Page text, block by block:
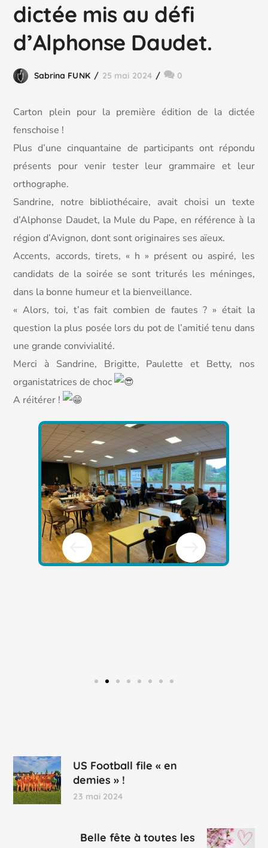
dictée mis au défi
d’Alphonse Daudet.
Sabrina FUNK 25 mai 2024 0
Carton plein pour la première édition de la dictée
fenschoise !
Plus d’une cinquantaine de participants ont répondu
présents pour venir tester leur grammaire et leur
orthographe.
Sandrine, notre bibliothécaire, avait choisi un texte
d’Alphonse Daudet, la Mule du Pape, en référence à la
région d’Avignon, dont sont originaires ses aïeux.
Accents, accords, tirets, « h » présent ou aspiré, les
candidats de la soirée se sont triturés les méninges,
dans la bonne humeur et la bienveillance.
« Alors, toi, t’as fait combien de fautes ? » était la
question la plus posée lors du pot de l’amitié tenu dans
une grande convivialité.
Merci à Sandrine, Brigitte, Paulette et Betty, nos
organistatrices de choc
A réitérer !
US Football file « en
demies » !
23 mai 2024
Belle fête à toutes les